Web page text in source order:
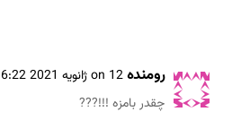
رومندهon 12 ژانویه 2021 at 6:22 ب.ظ
چقدر بامزه !!!???